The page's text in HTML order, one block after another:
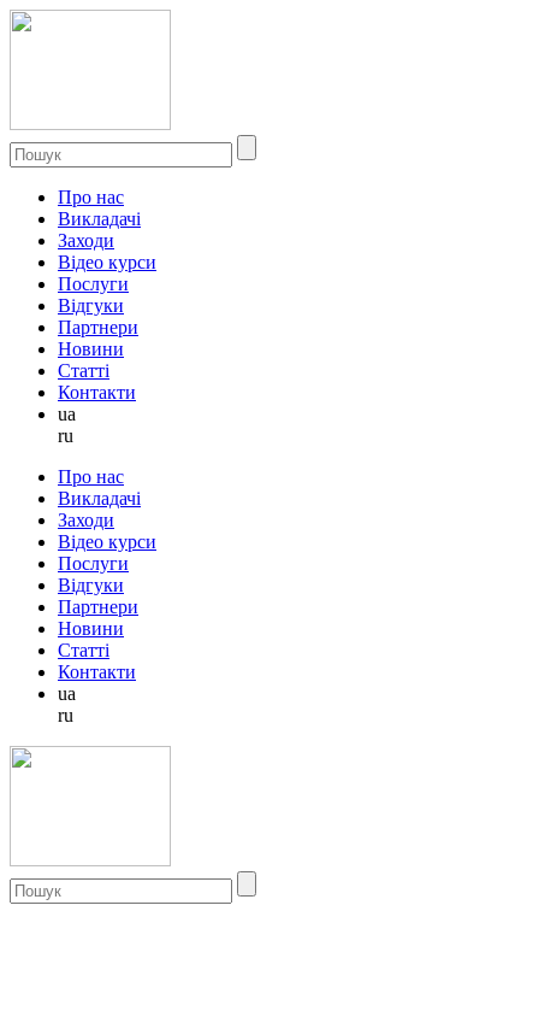
Про нас
Викладачі
Заходи
Відео курси
Послуги
Відгуки
Партнери
Новини
Статті
Контакти
ua
ru
Про нас
Викладачі
Заходи
Відео курси
Послуги
Відгуки
Партнери
Новини
Статті
Контакти
ua
ru